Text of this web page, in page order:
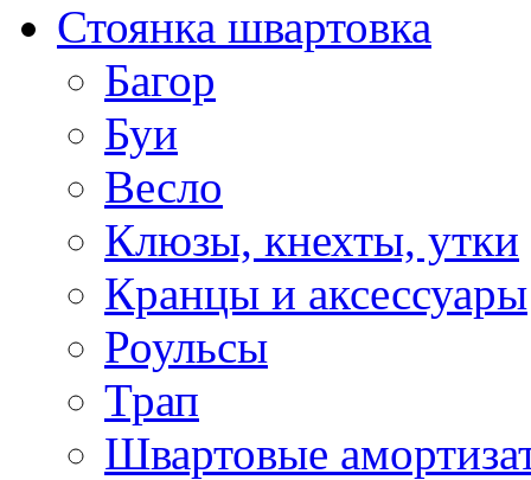
Стоянка швартовка
Багор
Буи
Весло
Клюзы, кнехты, утки
Кранцы и аксессуары
Роульсы
Трап
Швартовые